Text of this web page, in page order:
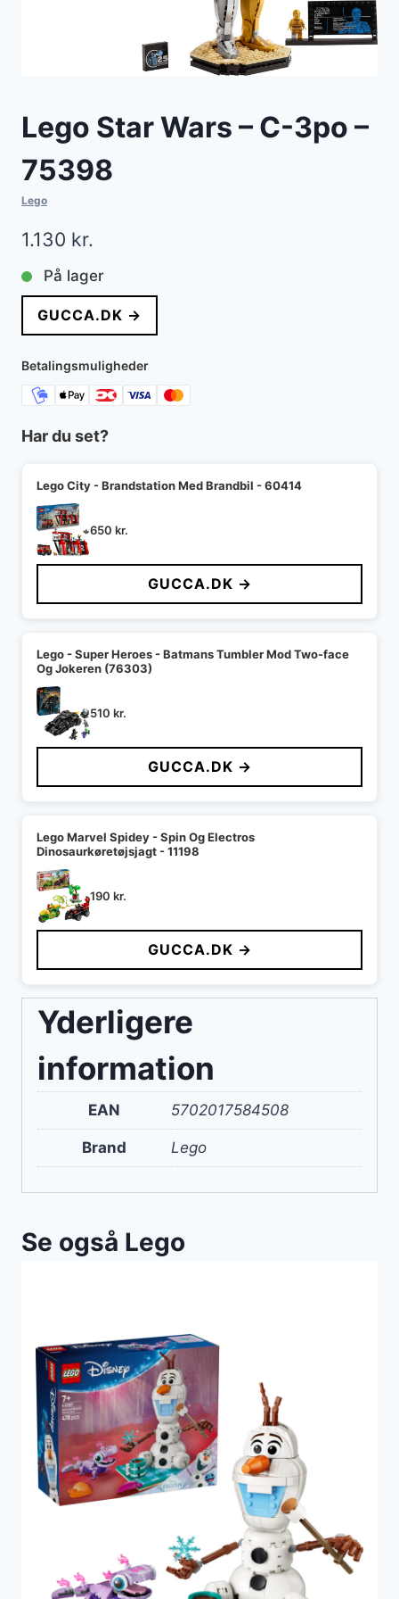
Lego Star Wars – C-3po –
75398
Lego
1.130 kr.
På lager
GUCCA.DK →
Betalingsmuligheder
Har du set?
Lego City - Brandstation Med Brandbil - 60414
650 kr.
GUCCA.DK →
Lego - Super Heroes - Batmans Tumbler Mod Two-face
Og Jokeren (76303)
510 kr.
GUCCA.DK →
Lego Marvel Spidey - Spin Og Electros
Dinosaurkøretøjsjagt - 11198
190 kr.
GUCCA.DK →
Yderligere
information
EAN 5702017584508
Brand Lego
Se også Lego